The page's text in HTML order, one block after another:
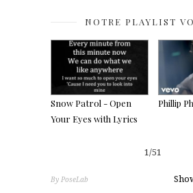
NOTRE PLAYLIST
Snow Patrol - Open
Your Eyes with Lyrics
Phillip
1/51
By PoseLab